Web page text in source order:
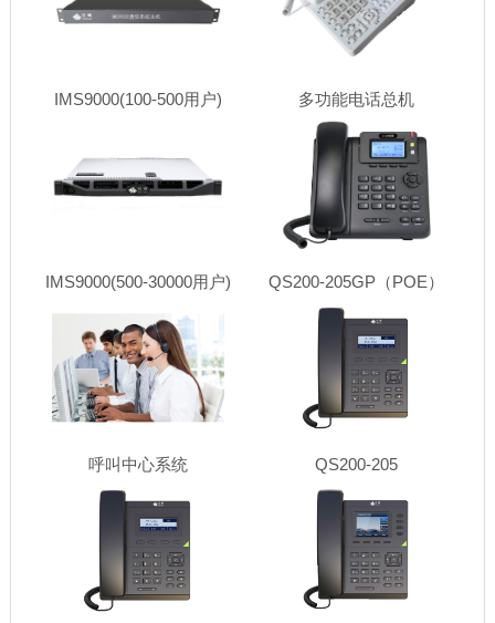
IMS9000(100-500用户) 多功能电话总机
IMS9000(500-30000用户) QS200-205GP（POE）
呼叫中心系统 QS200-205